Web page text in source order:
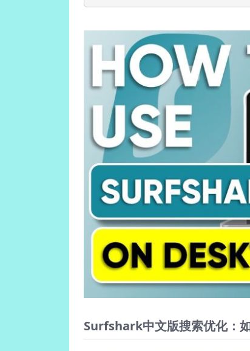
Surfshark中文版搜索优化：